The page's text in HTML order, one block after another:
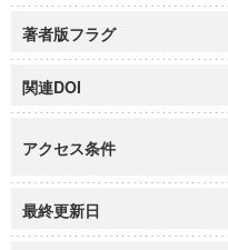
著者版フラグ
関連DOI
アクセス条件
最終更新日